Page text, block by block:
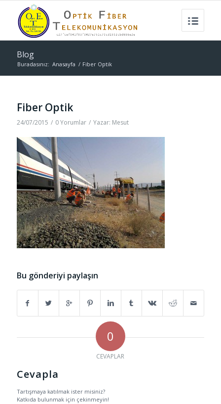
Blog
Buradasınız: Anasayfa / Fiber Optik
Fiber Optik
24/07/2015 / 0 Yorumlar / Yazar: Mesut
Bu gönderiyi paylaşın
0
CEVAPLAR
Cevapla
Tartışmaya katılmak ister misiniz?
Katkıda bulunmak için çekinmeyin!